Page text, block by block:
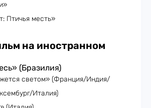
Птичья месть»
на иностранном
(Бразилия)
светом» (Франция/Индия/
Италия)